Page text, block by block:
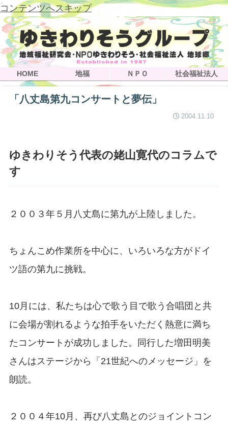
コンテンツへスキップ
HOME 地福 ＮＰＯ 社会福祉法人
「八丈島第九コンサートと夢伝」
2004.11.10
ゆきわりそう代表の姥山寛代のコラムで
す
２００３年５月八丈島に第九が上陸しました。
ちょんこめ作業所を中心に、いろいろな方がドイ
ツ語の第九に挑戦。
10月には、私たちは心で歌う目で歌う合唱団と共
に会場が割れるような拍手をいただく熱意に満ち
たコンサートが成功しました。同行した増田明美
さんはステージから「21世紀へのメッセージ」を
朗読。
２００４年10月、再び八丈島とのジョイントコン